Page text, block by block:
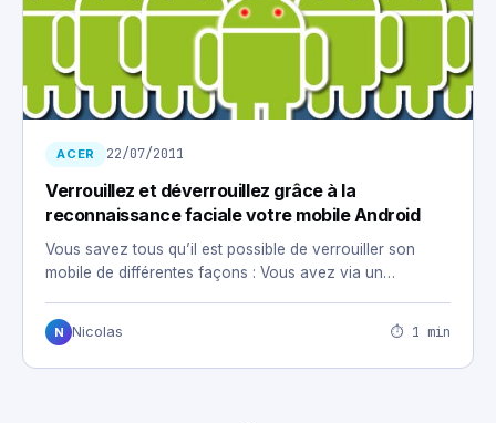
ACER 22/07/2011
Verrouillez et déverrouillez grâce à la
reconnaissance faciale votre mobile Android
Vous savez tous qu’il est possible de verrouiller son
mobile de différentes façons : Vous avez via un…
N Nicolas ⏱ 1 min